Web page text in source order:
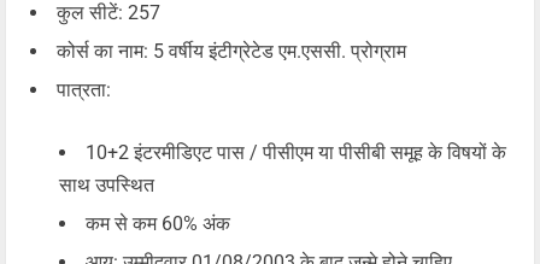
कुल सीटें: 257
कोर्स का नाम: 5 वर्षीय इंटीग्रेटेड एम.एससी. प्रोग्राम
पात्रता:
10+2 इंटरमीडिएट पास / पीसीएम या पीसीबी समूह के विषयों के
साथ उपस्थित
कम से कम 60% अंक